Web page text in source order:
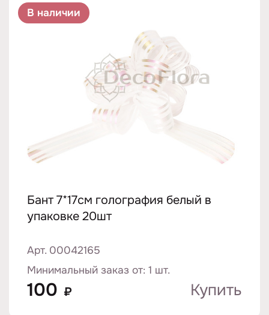
В наличии
Бант 7*17см голография белый в
упаковке 20шт
Арт. 00042165
Минимальный заказ от: 1 шт.
100 ₽ Купить